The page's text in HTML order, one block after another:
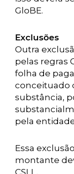
GloBE.
Exclusões
Outra
pelas regras
folha de
conceituado
substância,
pela
Essa
montante
CSLL.